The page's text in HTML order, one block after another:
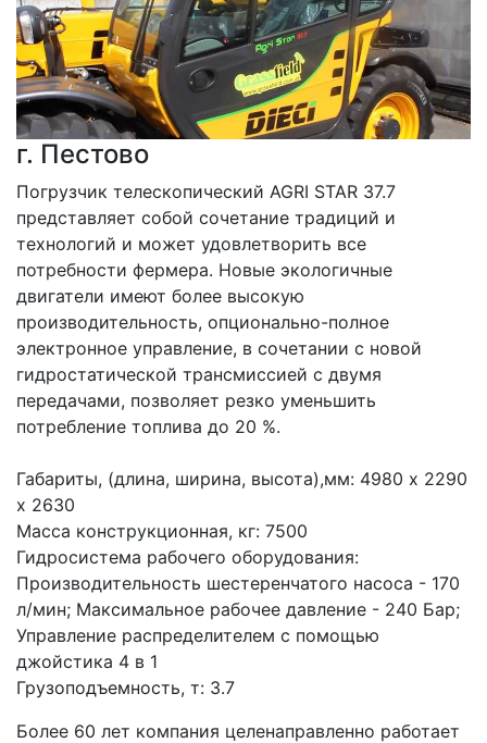
г. Пестово
Погрузчик телескопический AGRI STAR 37.7
представляет собой сочетание традиций и
технологий и может удовлетворить все
потребности фермера. Новые экологичные
двигатели имеют более высокую
производительность, опционально-полное
электронное управление, в сочетании с новой
гидростатической трансмиссией с двумя
передачами, позволяет резко уменьшить
потребление топлива до 20 %.
Габариты, (длина, ширина, высота),мм: 4980 х 2290
х 2630
Масса конструкционная, кг: 7500
Гидросистема рабочего оборудования:
Производительность шестеренчатого насоса - 170
л/мин; Максимальное рабочее давление - 240 Бар;
Управление распределителем с помощью
джойстика 4 в 1
Грузоподъемность, т: 3.7
Более 60 лет компания целенаправленно работает